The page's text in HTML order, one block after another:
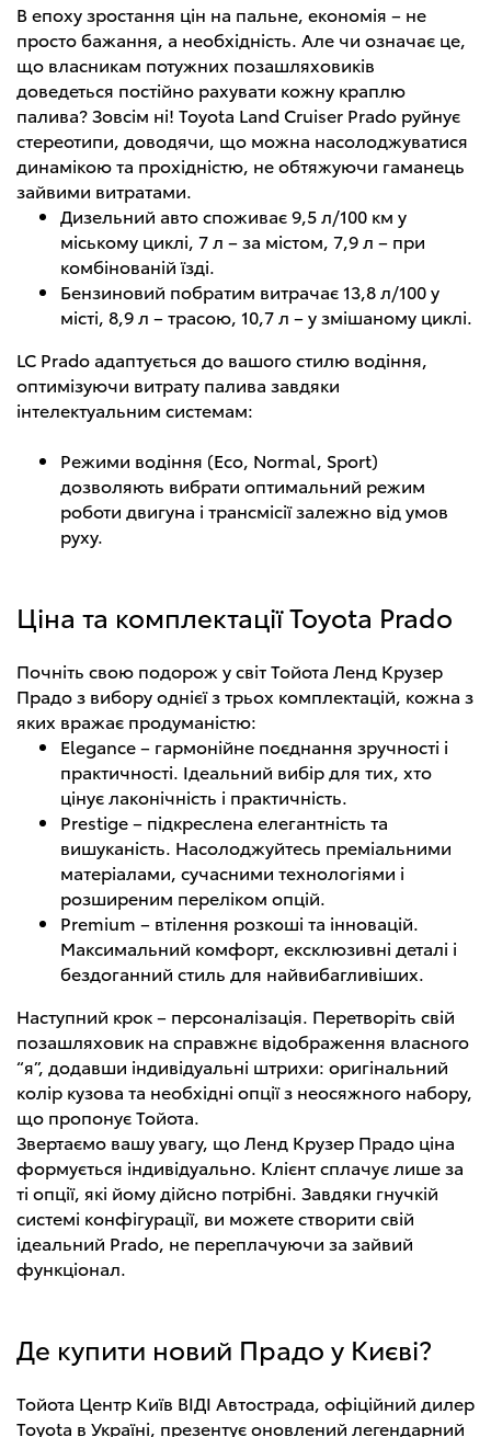
В епоху зростання цін на пальне, економія – не
просто бажання, а необхідність. Але чи означає це,
що власникам потужних позашляховиків
доведеться постійно рахувати кожну краплю
палива? Зовсім ні! Toyota Land Cruiser Prado руйнує
стереотипи, доводячи, що можна насолоджуватися
динамікою та прохідністю, не обтяжуючи гаманець
зайвими витратами.
Дизельний авто споживає 9,5 л/100 км у
міському циклі, 7 л – за містом, 7,9 л – при
комбінованій їзді.
Бензиновий побратим витрачає 13,8 л/100 у
місті, 8,9 л – трасою, 10,7 л – у змішаному циклі.
LC Prado адаптується до вашого стилю водіння,
оптимізуючи витрату палива завдяки
інтелектуальним системам:
Режими водіння (Eco, Normal, Sport)
дозволяють вибрати оптимальний режим
роботи двигуна і трансмісії залежно від умов
руху.
Ціна та комплектації Toyota Prado
Почніть свою подорож у світ Тойота Ленд Крузер
Прадо з вибору однієї з трьох комплектацій, кожна з
яких вражає продуманістю:
Elegance – гармонійне поєднання зручності і
практичності. Ідеальний вибір для тих, хто
цінує лаконічність і практичність.
Prestige – підкреслена елегантність та
вишуканість. Насолоджуйтесь преміальними
матеріалами, сучасними технологіями і
розширеним переліком опцій.
Premium – втілення розкоші та інновацій.
Максимальний комфорт, ексклюзивні деталі і
бездоганний стиль для найвибагливіших.
Наступний крок – персоналізація. Перетворіть свій
позашляховик на справжнє відображення власного
“я”, додавши індивідуальні штрихи: оригінальний
колір кузова та необхідні опції з неосяжного набору,
що пропонує Тойота.
Звертаємо вашу увагу, що Ленд Крузер Прадо ціна
формується індивідуально. Клієнт сплачує лише за
ті опції, які йому дійсно потрібні. Завдяки гнучкій
системі конфігурації, ви можете створити свій
ідеальний Prado, не переплачуючи за зайвий
функціонал.
Де купити новий Прадо у Києві?
Тойота Центр Київ ВІДІ Автострада, офіційний дилер
Toyota в Україні, презентує оновлений легендарний